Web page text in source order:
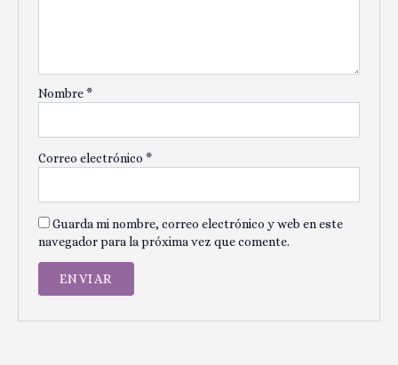
Nombre*
Correo electrónico *
Guarda mi nombre, correo electrónico y web en este
navegador para la próxima vez que comente.